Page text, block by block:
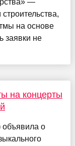
—
на основе
заявки не
на концерты
о